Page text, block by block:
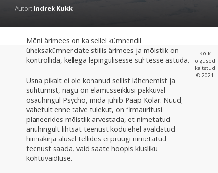
Autor: Indrek Kukk
Mõni ärimees on ka sellel kümnendil
üheksakümnendate stiilis ärimees ja mõistlik on
kontrollida, kellega lepingulisesse suhtesse astuda.
Üsna pikalt ei ole kohanud sellist lähenemist ja
suhtumist, nagu on elamusseiklusi pakkuval
osaühingul Psycho, mida juhib Paap Kõlar. Nüüd,
vahetult enne talve tulekut, on firmaüritusi
planeerides mõistlik arvestada, et nimetatud
äriühingult lihtsat teenust kodulehel avaldatud
hinnakirja alusel tellides ei pruugi nimetatud
teenust saada, vaid saate hoopis kiusliku
kohtuvaidluse.
Kõik
õigused
kaitstud
© 2021